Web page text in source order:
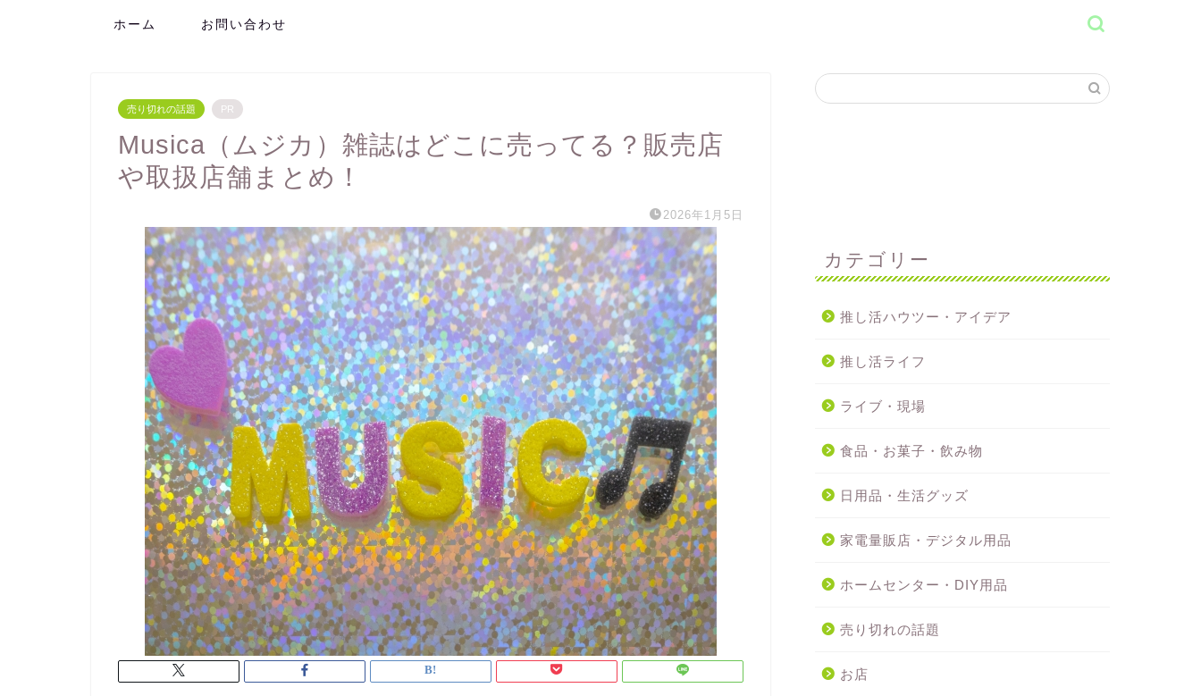
ホーム お問い合わせ
売り切れの話題 PR
Musica（ムジカ）雑誌はどこに売ってる？販売店
や取扱店舗まとめ！
2026年1月5日
カテゴリー
推し活ハウツー・アイデア
推し活ライフ
ライブ・現場
食品・お菓子・飲み物
日用品・生活グッズ
家電量販店・デジタル用品
ホームセンター・DIY用品
売り切れの話題
お店